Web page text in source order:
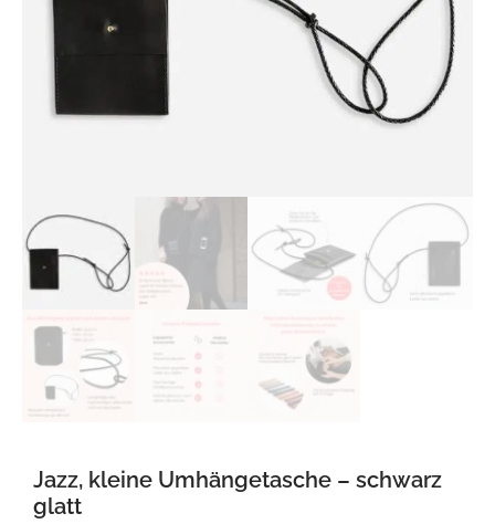
Jazz, kleine Umhängetasche – schwarz
glatt